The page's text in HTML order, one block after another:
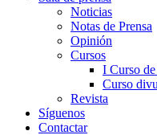
Noticias
Notas de Prensa
Opinión
Cursos
I Curso
Curso
Revista
Síguenos
Contactar